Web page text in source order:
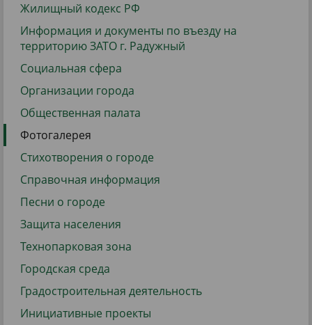
Жилищный кодекс РФ
Информация и документы по въезду на
территорию ЗАТО г. Радужный
Социальная сфера
Организации города
Общественная палата
Фотогалерея
Стихотворения о городе
Справочная информация
Песни о городе
Защита населения
Технопарковая зона
Городская среда
Градостроительная деятельность
Инициативные проекты